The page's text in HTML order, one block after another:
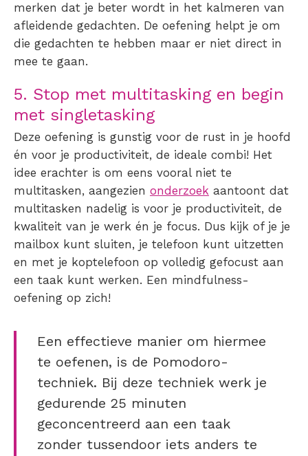
merken dat je beter wordt in het kalmeren van
afleidende gedachten. De oefening helpt je om
die gedachten te hebben maar er niet direct in
mee te gaan.
5. Stop met multitasking en begin
met singletasking
Deze oefening is gunstig voor de rust in je hoofd
én voor je productiviteit, de ideale combi! Het
idee erachter is om eens vooral niet te
multitasken, aangezien onderzoek aantoont dat
multitasken nadelig is voor je productiviteit, de
kwaliteit van je werk én je focus. Dus kijk of je je
mailbox kunt sluiten, je telefoon kunt uitzetten
en met je koptelefoon op volledig gefocust aan
een taak kunt werken. Een mindfulness-
oefening op zich!
Een effectieve manier om hiermee
te oefenen, is de Pomodoro-
techniek. Bij deze techniek werk je
gedurende 25 minuten
geconcentreerd aan een taak
zonder tussendoor iets anders te